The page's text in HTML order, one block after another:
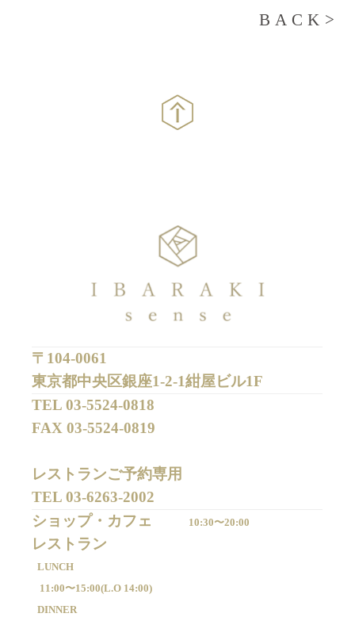
BACK>
〒104-0061
東京都中央区銀座1-2-1紺屋ビル1F
TEL 03-5524-0818
FAX 03-5524-0819
レストランご予約専用
TEL 03-6263-2002
ショップ・カフェ
10:30〜20:00
LUNCH
11:00〜15:00(L.O 14:00)
DINNER